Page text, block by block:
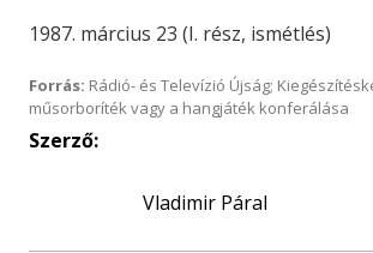
1987. március 23 (I. rész, ismétlés)
Forrás: Rádió- és Televízió Újság;
műsorboríték vagy a hangjáték konferálása
Szerző:
Vladimir Páral